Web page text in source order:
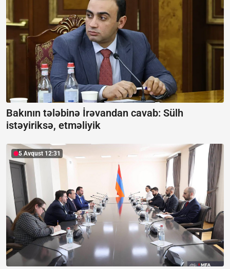
Bakının tələbinə İrəvandan cavab: Sülh
istəyiriksə, etməliyik
5 Avqust 12:31